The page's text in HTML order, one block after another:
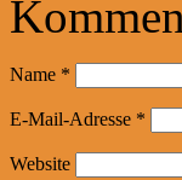
Name *
E-Mail-Adresse *
Website